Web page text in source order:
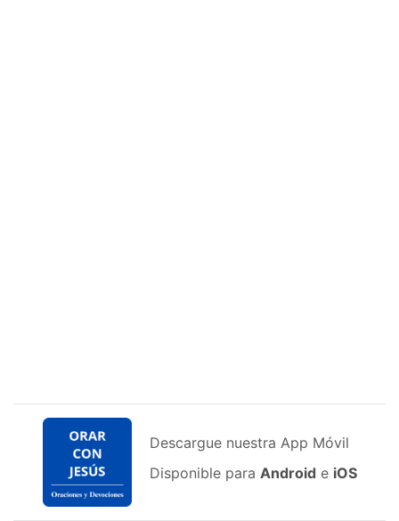
Descargue nuestra App Móvil
Disponible para Android e iOS